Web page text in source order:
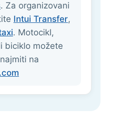
. Za organizovani
Intui Transfer,
. Motocikl,
biciklo možete
na